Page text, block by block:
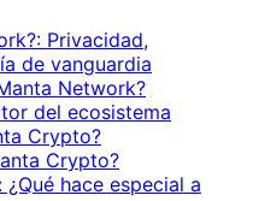
Privacidad,
de vanguardia
Network?
del ecosistema
Crypto?
Crypto?
hace especial a